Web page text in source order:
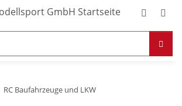
RC Baufahrzeuge und LKW